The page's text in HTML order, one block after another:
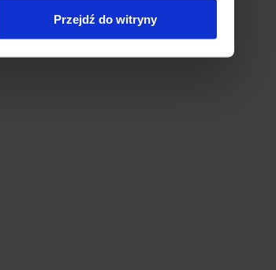
Przejdź do witryny